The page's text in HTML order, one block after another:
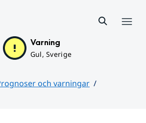
Varning
Gul, Sverige
och varningar